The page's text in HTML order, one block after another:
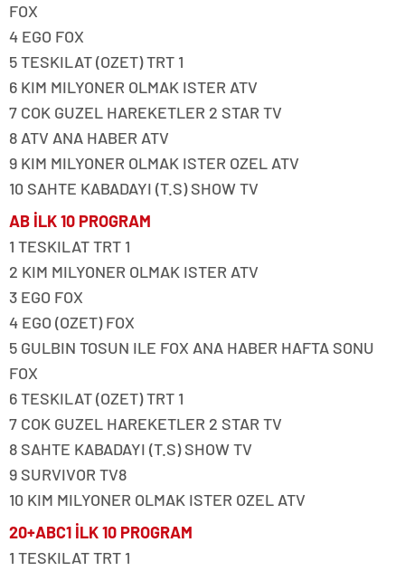
FOX
4 EGO FOX
5 TESKILAT (OZET) TRT 1
6 KIM MILYONER OLMAK ISTER ATV
7 COK GUZEL HAREKETLER 2 STAR TV
8 ATV ANA HABER ATV
9 KIM MILYONER OLMAK ISTER OZEL ATV
10 SAHTE KABADAYI (T.S) SHOW TV
AB İLK 10 PROGRAM
1 TESKILAT TRT 1
2 KIM MILYONER OLMAK ISTER ATV
3 EGO FOX
4 EGO (OZET) FOX
5 GULBIN TOSUN ILE FOX ANA HABER HAFTA SONU
FOX
6 TESKILAT (OZET) TRT 1
7 COK GUZEL HAREKETLER 2 STAR TV
8 SAHTE KABADAYI (T.S) SHOW TV
9 SURVIVOR TV8
10 KIM MILYONER OLMAK ISTER OZEL ATV
20+ABC1 İLK 10 PROGRAM
1 TESKILAT TRT 1